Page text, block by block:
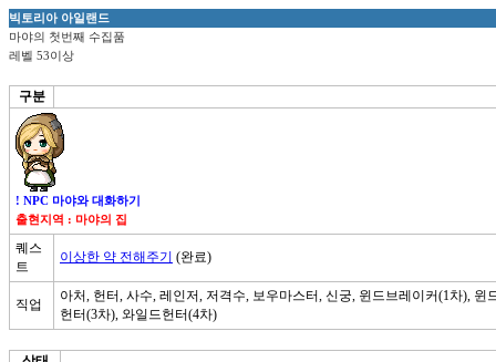
빅토리아 아일랜드
마야의 첫번째 수집품
레벨 53이상
구분
! NPC 마야와 대화하기
출현지역 : 마야의 집
퀘스
트
이상한 약 전해주기 (완료)
직업
아처, 헌터, 사수, 레인저, 저격수, 보우마스터, 신궁, 윈드브레이커(1차),
헌터(3차), 와일드헌터(4차)